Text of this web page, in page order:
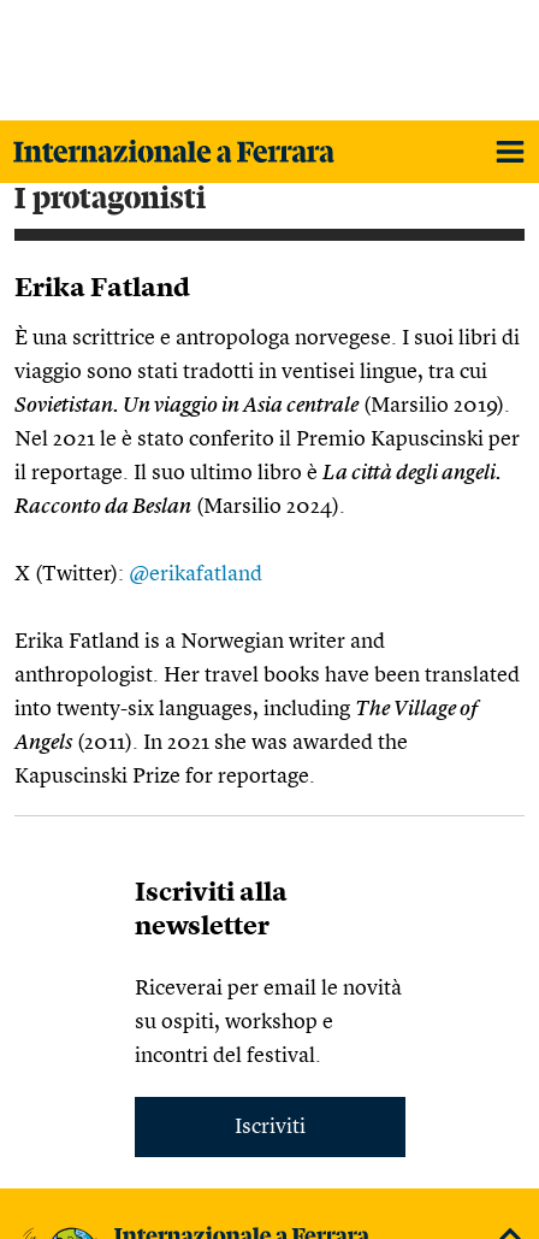
i protagonisti
Erika Fatland
È una scrittrice e antropologa norvegese. I suoi libri di
viaggio sono stati tradotti in ventisei lingue, tra cui
Sovietistan. Un viaggio in Asia centrale(Marsilio 2019).
Nel 2021 le è stato conferito il Premio Kapuscinski per
il reportage. Il suo ultimo libro è La città degli angeli.
Racconto da Beslan (Marsilio 2024).
X (Twitter): @erikafatland
Erika Fatland is a Norwegian writer and
anthropologist. Her travel books have been translated
into twenty-six languages, including The Village of
Angels(2011). In 2021 she was awarded the
Kapuscinski Prize for reportage.
Iscriviti alla
newsletter
Riceverai per email le novità
su ospiti, workshop e
incontri del festival.
Iscriviti